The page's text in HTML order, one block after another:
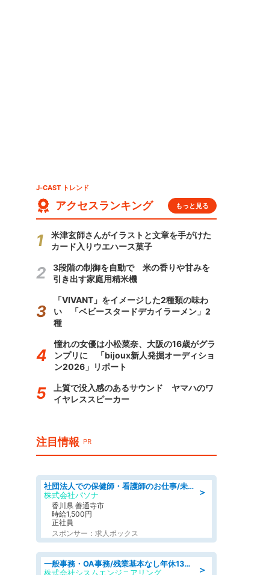
J-CAST トレンド
アクセスランキング もっと見る
米津玄師さんがイラストと文章を手がけた
カード入りウエハース菓子
3段階の制御を自動で 米の香りや甘みを
引き出す家庭用精米機
「VIVANT」をイメージした2種類の味わ
い 「ベビースタードデカイラーメン」2
種
憧れの女優は小松菜奈、大阪の16歳がグラ
ンプリに 「bijoux新人発掘オーディショ
ン2026」リポート
上質で没入感のあるサウンド ヤマハのワ
イヤレススピーカー
注目情報 PR
＞
社団法人での保健師・看護師のお仕事/未経験OK/要資格:普通免許、保健師、正看護師
株式会社パソナ
香川県 善通寺市
時給1,500円
正社員
スポンサー：求人ボックス
＞
一般事務・OA事務/残業基本なし年休130日社保完備の一般・調達事務
株式会社シスムエンジニアリング